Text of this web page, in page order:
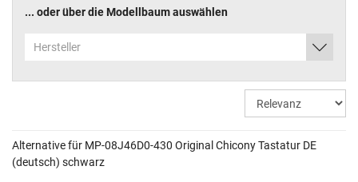
... oder über die Modellbaum auswählen
Hersteller
Alternative für MP-08J46D0-430 Original Chicony Tastatur DE
(deutsch) schwarz